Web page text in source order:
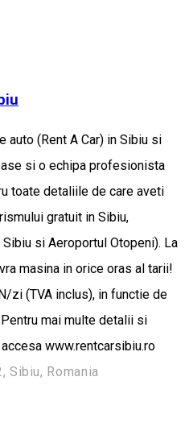
(Rent A Car) in Sibiu si
si o echipa profesionista
toate detaliile de care aveti
gratuit in Sibiu,
si Aeroportul Otopeni). La
masina in orice oras al tarii!
zi (TVA inclus), in functie de
mai multe detalii si
www.rentcarsibiu.ro
Sibiu, Romania